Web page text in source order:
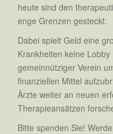
heute sind den
enge Grenzen gesteckt.
Dabei spielt Geld eine
Krankheiten keine
gemeinnütziger Verein
finanziellen Mittel
Ärzte weiter an neuen
Therapieansätzen
Bitte spenden Sie!